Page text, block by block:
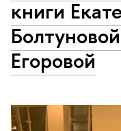
книги
Егоровой